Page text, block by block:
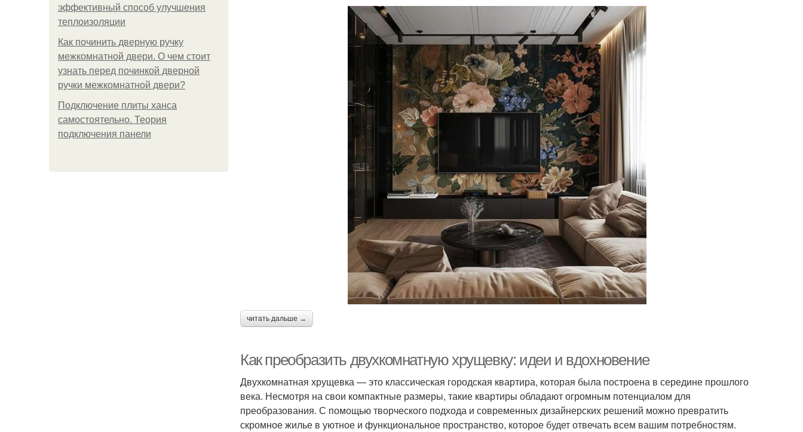
эффективный способ улучшения
теплоизоляции
Как починить дверную ручку
межкомнатной двери. О чем стоит
узнать перед починкой дверной
ручки межкомнатной двери?
Подключение плиты ханса
самостоятельно. Теория
подключения панели
читать дальше →
Как преобразить двухкомнатную хрущевку: идеи и вдохновение
Двухкомнатная хрущевка — это классическая городская квартира, которая была построена в середине прошлого
века. Несмотря на свои компактные размеры, такие квартиры обладают огромным потенциалом для
преобразования. С помощью творческого подхода и современных дизайнерских решений можно превратить
скромное жилье в уютное и функциональное пространство, которое будет отвечать всем вашим потребностям.